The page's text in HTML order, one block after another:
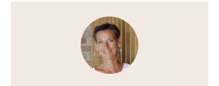
Voir